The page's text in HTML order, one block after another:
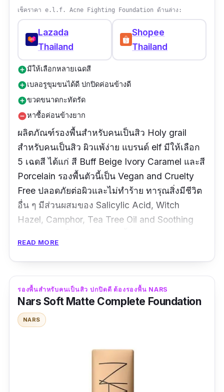
เช็คราคา e.l.f. Acne Fighting Foundation ด้านล่าง:
Lazada
Thailand
Shopee
Thailand
add_circleมีให้เลือกหลายเฉดสี
add_circleเบลอรูขุมขนได้ดี ปกปิดค่อนข้างดี
add_circleขวดขนาดกะทัดรัด
remove_circleหาซื้อค่อนข้างยาก
ผลิตภัณฑ์รองพื้นสำหรับคนเป็นสิว Holy grail
สำหรับคนเป็นสิว ผิวแพ้ง่าย แบรนด์ elf มีให้เลือก
5 เฉดสี ได้แก่ สี Buff Beige Ivory Caramel และสี
Porcelain รองพื้นตัวนี้เป็น Vegan and Cruelty
Free ปลอดภัยต่อผิวและไม่ทำร้าย ทารุณสิ่งมีชีวิต
อื่น ๆ มีส่วนผสมของ Salicylic Acid, Witch
Hazel, Camphor, Tea Tree Oil and Soothing
ป้องกันและรักษาอาการสิวบนใบหน้าไปด้วย จึง
กลายเป็นผลิตภัณฑ์รองพื้นในฝันของหลายคน โดย
เฉพาะสำหรับสาว ๆ ที่มีปัญหาสิว
รีวิวจากผู้ใช้จริง:
"สีเข้มไปหน่อยแต่ก็ใช้ได้หาแป้งขาวกว่ามาใช้
READ MORE
รองพื้นสำหรับคนเป็นสิว ปกปิดดี ต้องรองพื้น NARS
Nars Soft Matte Complete Foundation
NARS